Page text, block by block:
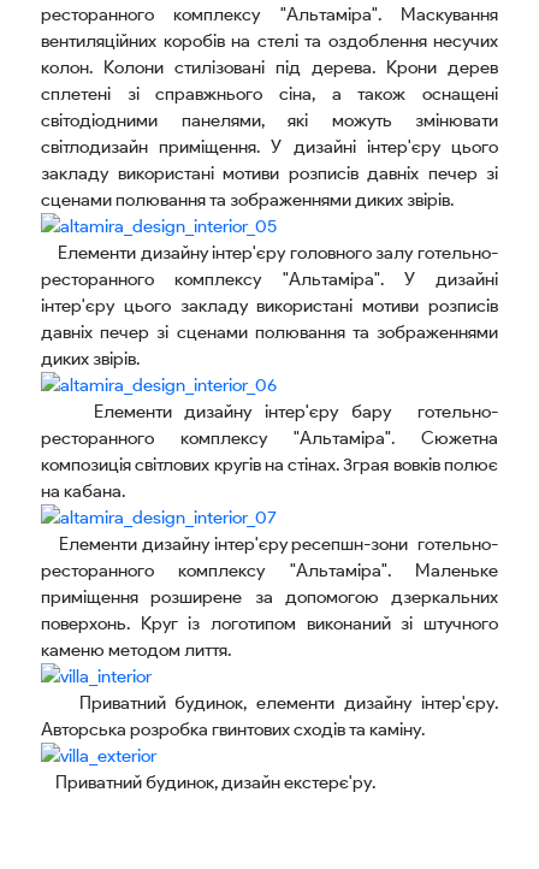
ресторанного комплексу "Альтаміра". Маскування
вентиляційних коробів на стелі та оздоблення несучих
колон. Колони стилізовані під дерева. Крони дерев
сплетені зі справжнього сіна, а також оснащені
світодіодними панелями, які можуть змінювати
світлодизайн приміщення. У дизайні інтер'єру цього
закладу використані мотиви розписів давніх печер зі
сценами полювання та зображеннями диких звірів.
Елементи дизайну інтер'єру головного залу готельно-
ресторанного комплексу "Альтаміра". У дизайні
інтер'єру цього закладу використані мотиви розписів
давніх печер зі сценами полювання та зображеннями
диких звірів.
Елементи дизайну інтер'єру бару готельно-
ресторанного комплексу "Альтаміра". Сюжетна
композиція світлових кругів на стінах. Зграя вовків полює
на кабана.
Елементи дизайну інтер'єру ресепшн-зони готельно-
ресторанного комплексу "Альтаміра". Маленьке
приміщення розширене за допомогою дзеркальних
поверхонь. Круг із логотипом виконаний зі штучного
каменю методом лиття.
Приватний будинок, елементи дизайну інтер'єру.
Авторська розробка гвинтових сходів та каміну.
Приватний будинок, дизайн екстерє'ру.